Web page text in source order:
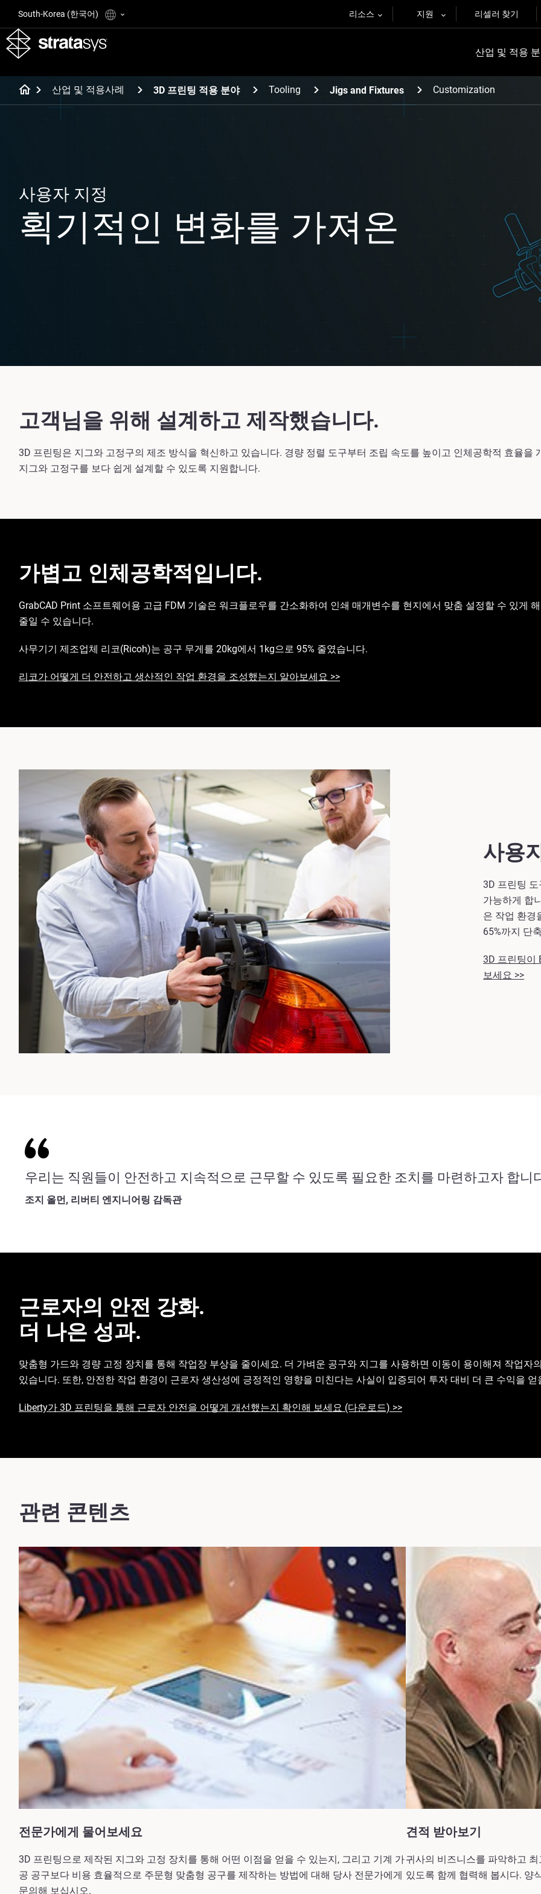
South-Korea (한국어) 리소스 지원 리셀러 찾기
산업 및 적용
산업 및 적용사례 3D 프린팅 적용 분야 Tooling Jigs and Fixtures Customization
사용자 지정
획기적인 변화를 가져온
고객님을 위해 설계하고 제작했습니다.
3D 프린팅은 지그와 고정구의 제조 방식을 혁신하고 있습니다. 경량 정렬 도구부터 조립 속도를 높이고 인체공학적 효율을
지그와 고정구를 보다 쉽게 설계할 수 있도록 지원합니다.
가볍고 인체공학적입니다.
GrabCAD Print 소프트웨어용 고급 FDM 기술은 워크플로우를 간소화하여 인쇄 매개변수를 현지에서 맞춤 설정할 수 있게
줄일 수 있습니다.
사무기기 제조업체 리코(Ricoh)는 공구 무게를 20kg에서 1kg으로 95% 줄였습니다.
리코가 어떻게 더 안전하고 생산적인 작업 환경을 조성했는지 알아보세요 >>
사용
3D 프린팅
가능하게 합
은 작업 환경
65%까지 단
3D 프린팅이
보세요 >>
우리는 직원들이 안전하고 지속적으로 근무할 수 있도록 필요한 조치를 마련하고자 합니
조지 올먼, 리버티 엔지니어링 감독관
근로자의 안전 강화.
더 나은 성과.
맞춤형 가드와 경량 고정 장치를 통해 작업장 부상을 줄이세요. 더 가벼운 공구와 지그를 사용하면 이동이 용이해져 작업
있습니다. 또한, 안전한 작업 환경이 근로자 생산성에 긍정적인 영향을 미친다는 사실이 입증되어 투자 대비 더 큰 수익을 얻
Liberty가 3D 프린팅을 통해 근로자 안전을 어떻게 개선했는지 확인해 보세요 (다운로드) >>
관련 콘텐츠
전문가에게 물어보세요
3D 프린팅으로 제작된 지그와 고정 장치를 통해 어떤 이점을 얻을 수 있는지, 그리고 기계 가
공 공구보다 비용 효율적으로 주문형 맞춤형 공구를 제작하는 방법에 대해 당사 전문가에게
문의해 보십시오.
견적 받아보기
귀사의 비즈니스를 파악하고
있도록 함께 협력해 봅시다. 양